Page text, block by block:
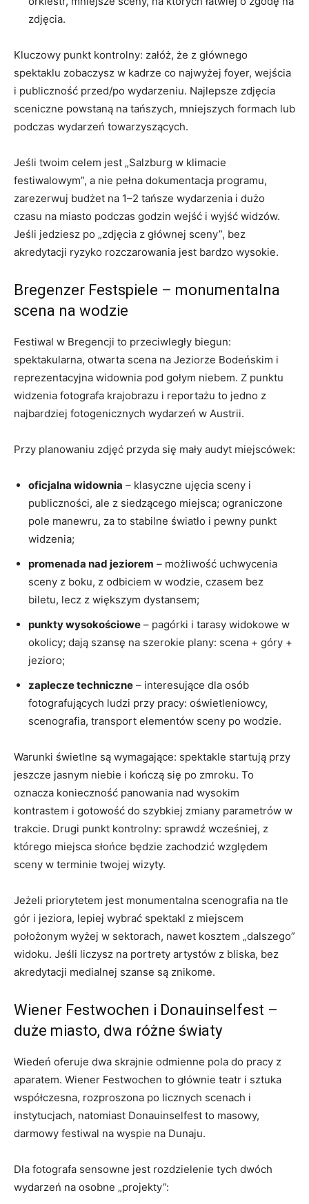
zdjęcia.
Kluczowy punkt kontrolny: załóż, że z głównego
spektaklu zobaczysz w kadrze co najwyżej foyer, wejścia
i publiczność przed/po wydarzeniu. Najlepsze zdjęcia
sceniczne powstaną na tańszych, mniejszych formach lub
podczas wydarzeń towarzyszących.
Jeśli twoim celem jest „Salzburg w klimacie
festiwalowym”, a nie pełna dokumentacja programu,
zarezerwuj budżet na 1–2 tańsze wydarzenia i dużo
czasu na miasto podczas godzin wejść i wyjść widzów.
Jeśli jedziesz po „zdjęcia z głównej sceny”, bez
akredytacji ryzyko rozczarowania jest bardzo wysokie.
Bregenzer Festspiele – monumentalna
scena na wodzie
Festiwal w Bregencji to przeciwległy biegun:
spektakularna, otwarta scena na Jeziorze Bodeńskim i
reprezentacyjna widownia pod gołym niebem. Z punktu
widzenia fotografa krajobrazu i reportażu to jedno z
najbardziej fotogenicznych wydarzeń w Austrii.
Przy planowaniu zdjęć przyda się mały audyt miejscówek:
oficjalna widownia – klasyczne ujęcia sceny i
publiczności, ale z siedzącego miejsca; ograniczone
pole manewru, za to stabilne światło i pewny punkt
widzenia;
promenada nad jeziorem – możliwość uchwycenia
sceny z boku, z odbiciem w wodzie, czasem bez
biletu, lecz z większym dystansem;
punkty wysokościowe – pagórki i tarasy widokowe w
okolicy; dają szansę na szerokie plany: scena + góry +
jezioro;
zaplecze techniczne – interesujące dla osób
fotografujących ludzi przy pracy: oświetleniowcy,
scenografia, transport elementów sceny po wodzie.
Warunki świetlne są wymagające: spektakle startują przy
jeszcze jasnym niebie i kończą się po zmroku. To
oznacza konieczność panowania nad wysokim
kontrastem i gotowość do szybkiej zmiany parametrów w
trakcie. Drugi punkt kontrolny: sprawdź wcześniej, z
którego miejsca słońce będzie zachodzić względem
sceny w terminie twojej wizyty.
Jeżeli priorytetem jest monumentalna scenografia na tle
gór i jeziora, lepiej wybrać spektakl z miejscem
położonym wyżej w sektorach, nawet kosztem „dalszego”
widoku. Jeśli liczysz na portrety artystów z bliska, bez
akredytacji medialnej szanse są znikome.
Wiener Festwochen i Donauinselfest –
duże miasto, dwa różne światy
Wiedeń oferuje dwa skrajnie odmienne pola do pracy z
aparatem. Wiener Festwochen to głównie teatr i sztuka
współczesna, rozproszona po licznych scenach i
instytucjach, natomiast Donauinselfest to masowy,
darmowy festiwal na wyspie na Dunaju.
Dla fotografa sensowne jest rozdzielenie tych dwóch
wydarzeń na osobne „projekty”: